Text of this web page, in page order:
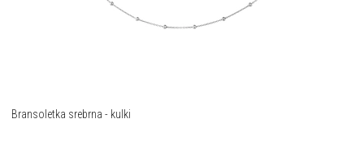
Bransoletka srebrna - kulki